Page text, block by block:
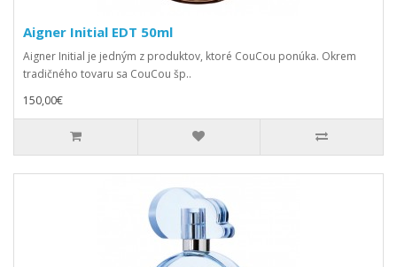
Aigner Initial EDT 50ml
Aigner Initial je jedným z produktov, ktoré CouCou ponúka. Okrem
tradičného tovaru sa CouCou šp..
150,00€